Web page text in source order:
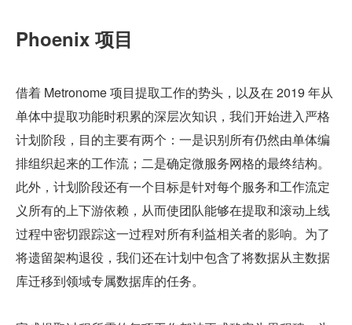
Phoenix 项目
借着 Metronome 项目提取工作的势头，以及在 2019 年从
单体中提取功能时积累的深层次知识，我们开始进入严格
计划阶段，目的主要有两个：一是识别所有仍然由单体编
排组织起来的工作流；二是确定微服务网格的最终结构。
此外，计划阶段还有一个目标是针对每个服务和工作流定
义所有的上下游依赖，从而使团队能够在提取和滚动上线
过程中密切跟踪这一过程对所有利益相关者的影响。为了
将遗留架构退役，我们还在计划中包含了将数据从主数据
库迁移到领域专属数据库的任务。